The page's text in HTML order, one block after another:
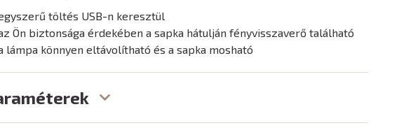
töltés USB-n keresztül
Ön biztonsága érdekében a sapka hátulján fényvisszaverő található
lámpa könnyen eltávolítható és a sapka mosható